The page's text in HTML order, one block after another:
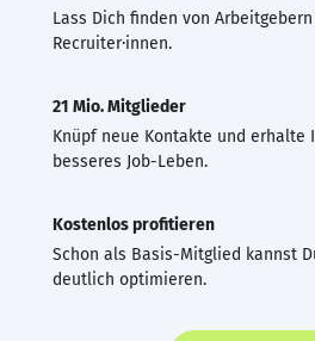
Lass Dich finden von
Recruiter·innen.
21 Mio. Mitglieder
Knüpf neue Kontakte und erhalte
besseres Job-Leben.
Kostenlos profitieren
Schon als Basis-Mitglied kannst
deutlich optimieren.